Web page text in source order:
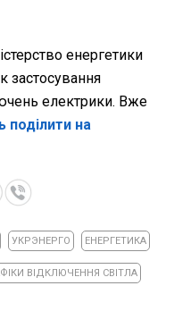
енергетики
застосування
електрики. Вже
поділити на
УКРЭНЕРГО ЕНЕРГЕТИКА
ВІДКЛЮЧЕННЯ СВІТЛА